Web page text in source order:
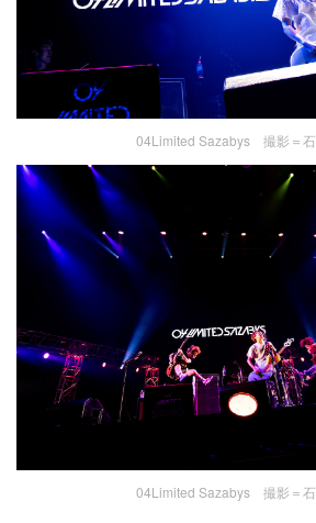
04Limited Sazabys 撮影＝
04Limited Sazabys 撮影＝